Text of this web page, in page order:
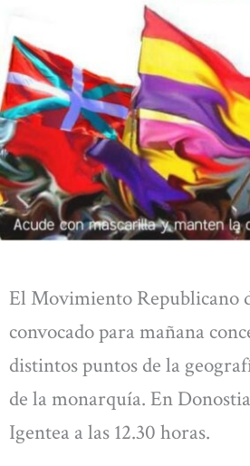
El Movimiento Republicano
convocado para mañana
distintos puntos de la
de la monarquía. En
Igentea a las 12.30 horas.